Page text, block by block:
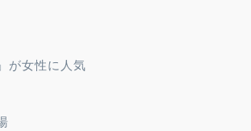
が女性に人気